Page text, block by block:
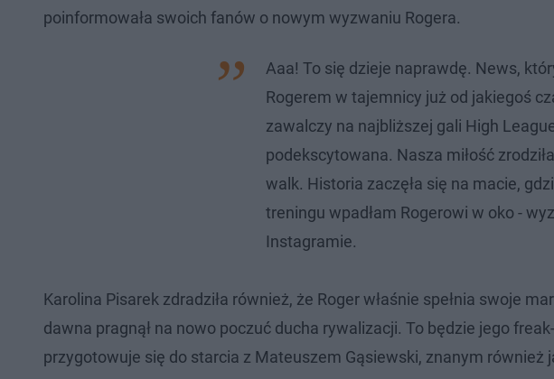
poinformowała swoich fanów o nowym wyzwaniu Rogera.
Aaa! To się dzieje naprawdę. News,
Rogerem w tajemnicy już od jakiegoś
zawalczy na najbliższej gali High
podekscytowana. Nasza miłość
walk. Historia zaczęła się na macie,
treningu wpadłam Rogerowi w oko -
Instagramie.
Karolina Pisarek zdradziła również, że Roger właśnie spełnia swoje
dawna pragnął na nowo poczuć ducha rywalizacji. To będzie jego
przygotowuje się do starcia z Mateuszem Gąsiewski, znanym również